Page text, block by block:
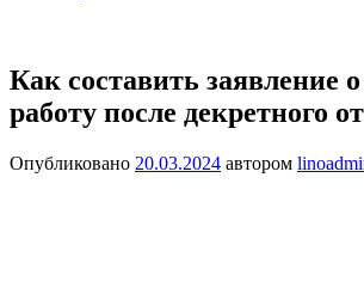
Как составить заявление
работу после декретного
Опубликовано 20.03.2024 автором